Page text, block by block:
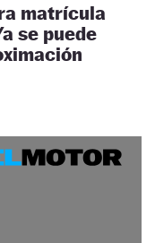
matrícula
se puede